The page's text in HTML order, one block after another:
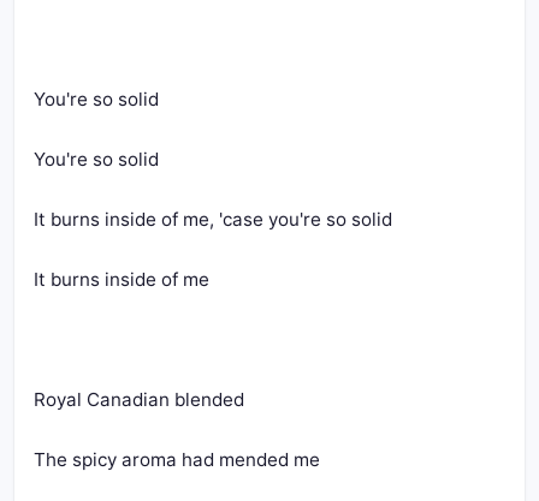
You're so solid
You're so solid
It burns inside of me, 'case you're so solid
It burns inside of me
Royal Canadian blended
The spicy aroma had mended me